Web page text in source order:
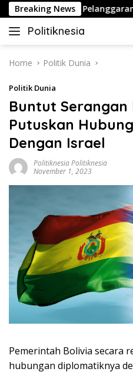
Skip
to
content
Breaking News
Berujung Pelanggaran
Politiknesia
Politiknesia.com
Home Politik Dunia
Politik Dunia
Buntut Serangan
Putuskan
Dengan Israel
Politiknesia Politiknesia
November 1, 2023
Pemerintah Bolivia secara
hubungan diplomatiknya